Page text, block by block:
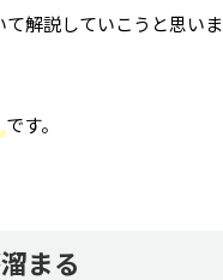
解説していこうと思いま
です。
まる